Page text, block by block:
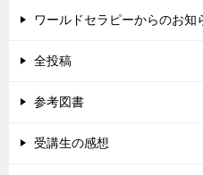
ワールドセラピーからのお知
全投稿
参考図書
受講生の感想